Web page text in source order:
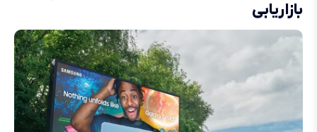
بازاریابی